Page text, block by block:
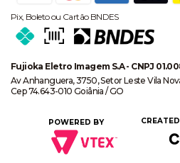
Pix, Boleto ou Cartão BNDES
Fujioka Eletro Imagem S.A - CNPJ
Av Anhanguera, 3750, Setor Leste Vila
Cep 74.643-010 Goiânia / GO
POWERED BY